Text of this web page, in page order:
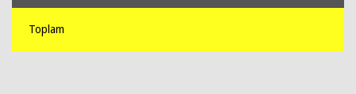
Toplam